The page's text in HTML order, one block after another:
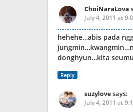
ChoiNaraLova
July 4, 2011 at
hehehe…abis pada
donghyun…kita
Reply
suzylovesays:
July 4, 2011 at